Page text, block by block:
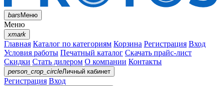
barsМеню
Меню
xmark
Главная Каталог по категориям Корзина Регистрация Вход
Условия работы Печатный каталог Скачать прайс-лист
Скидки Стать дилером О компании Контакты
person_crop_circleЛичный кабинет
Регистрация Вход